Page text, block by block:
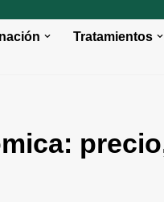
Tratamientos